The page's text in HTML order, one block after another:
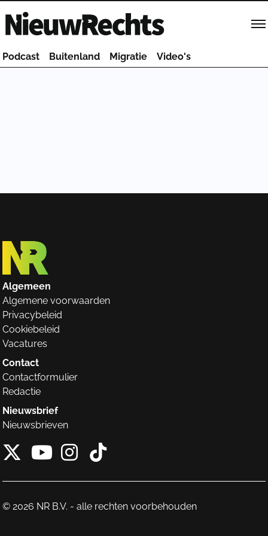
Homepage van NieuwRechts
Podcast Buitenland Migratie Video's
Algemeen
Algemene voorwaarden
Privacybeleid
Cookiebeleid
Vacatures
Contact
Contactformulier
Redactie
Nieuwsbrief
Nieuwsbrieven
X van NieuwRechts
Instagram van
Tiktok van
© 2026 NR B.V. - alle rechten voorbehouden